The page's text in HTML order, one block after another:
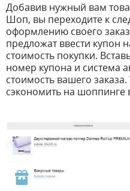
Добавив нужный вам
Шоп, вы переходите к
оформлению своего
предложат ввести купон
стоимость покупки.
номер купона и система
стоимость вашего
сэкономить на